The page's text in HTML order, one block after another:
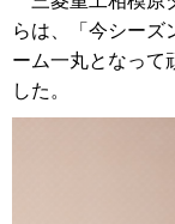
らは、「今シーズ
ーム一丸となって
した。